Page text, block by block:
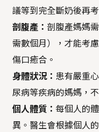
議等到完全斷奶後再
剖腹產： 剖腹產媽媽
需數個月），才能考
傷口癒合。
身體狀況： 患有嚴重
尿病等疾病的媽媽，
個人體質： 每個人的
異。醫生會根據個人